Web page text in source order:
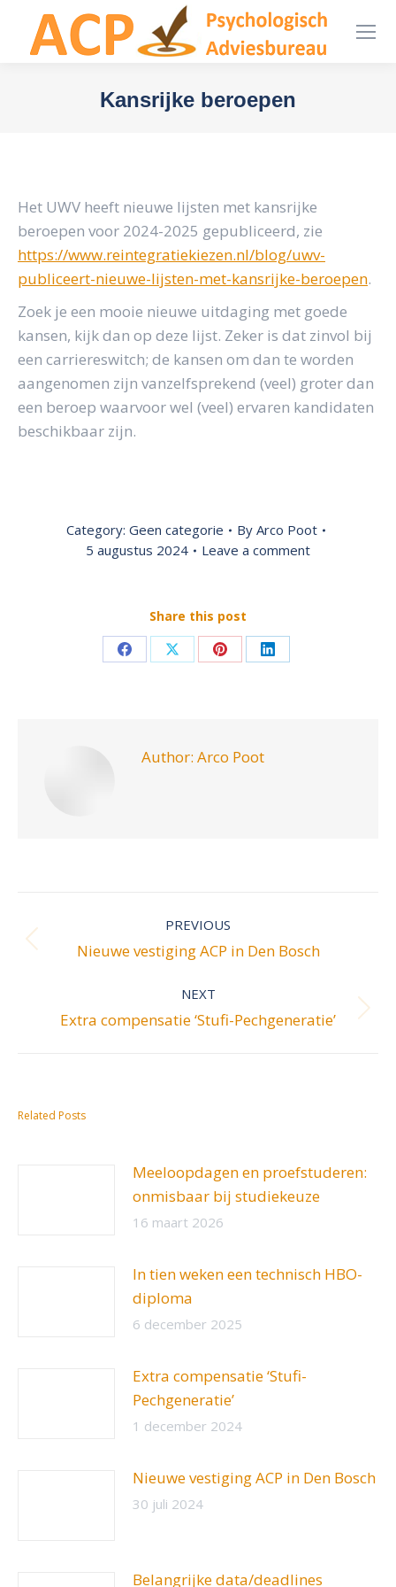
Kansrijke beroepen
Het UWV heeft nieuwe lijsten met kansrijke
beroepen voor 2024-2025 gepubliceerd, zie
https://www.reintegratiekiezen.nl/blog/uwv-
publiceert-nieuwe-lijsten-met-kansrijke-beroepen.
Zoek je een mooie nieuwe uitdaging met goede
kansen, kijk dan op deze lijst. Zeker is dat zinvol bij
een carriereswitch; de kansen om dan te worden
aangenomen zijn vanzelfsprekend (veel) groter dan
een beroep waarvoor wel (veel) ervaren kandidaten
beschikbaar zijn.
Category: Geen categorie By Arco Poot
5 augustus 2024
Leave a comment
Share this post
Share Share Share Share
Author: Arco Poot
navigation
PREVIOUS
Previous
Nieuwe vestiging ACP in Den Bosch
NEXT
Next
Extra compensatie ‘Stufi-Pechgeneratie’
Related Posts
Meeloopdagen en proefstuderen:
onmisbaar bij studiekeuze
16 maart 2026
In tien weken een technisch HBO-
diploma
6 december 2025
Extra compensatie ‘Stufi-
Pechgeneratie’
1 december 2024
Nieuwe vestiging ACP in Den Bosch
30 juli 2024
Belangrijke data/deadlines